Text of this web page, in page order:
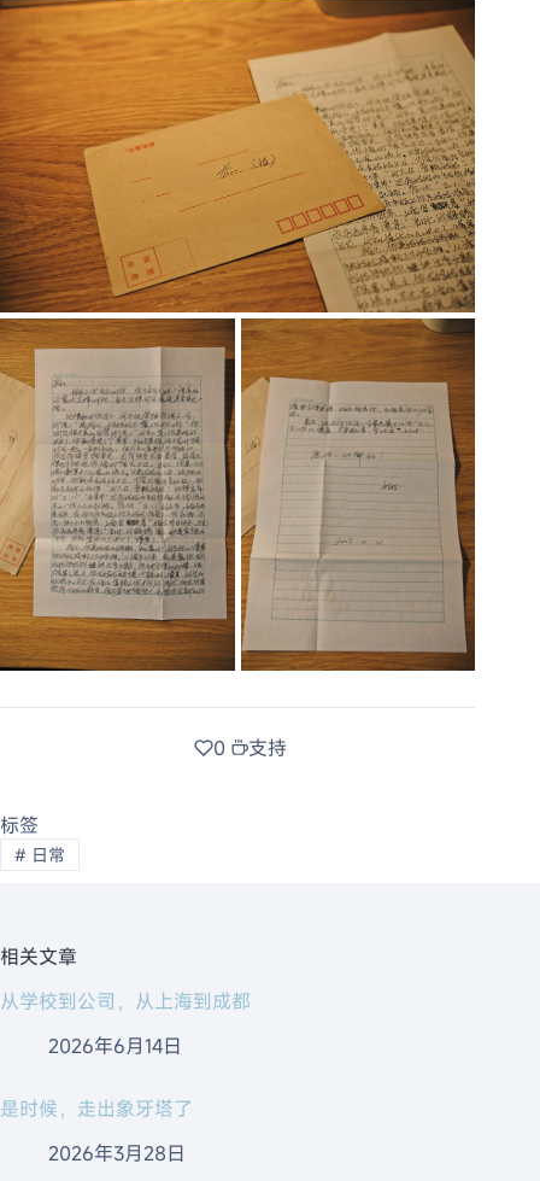
0 支持
标签
# 日常
相关文章
从学校到公司，从上海到成都
2026年6月14日
是时候，走出象牙塔了
2026年3月28日